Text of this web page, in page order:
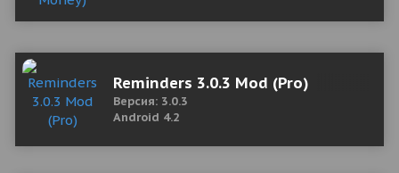
Reminders 3.0.3 Mod (Pro)
Версия: 3.0.3
Android 4.2